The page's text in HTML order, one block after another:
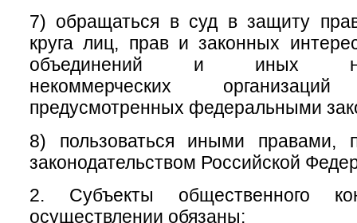
7) обращаться в суд в защиту
круга лиц, прав и законных
объединений и иных
некоммерческих
предусмотренных федеральными
8) пользоваться иными правами,
законодательством Российской
2. Субъекты общественного
осуществлении обязаны: